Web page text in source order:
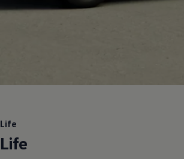
Motorenöl und Flüssigkeiten
Volkswagen Teile
Schutz und Pflege
Life
Life